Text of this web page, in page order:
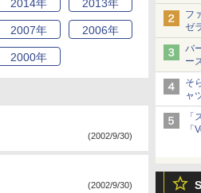
更
ニ
フ
ゼ
ー
バ
ー
8
「
型
そ
ャ
ラ
2014年 2013年
2007年 2006年
2000年
(2002/9/30)
(2002/9/30)